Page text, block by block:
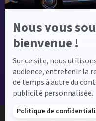
Nous vous
bienvenue !
Sur ce site, nous
audience, entretenir la
de temps à autre du
publicité personnalisée.
Politique de
des voitures